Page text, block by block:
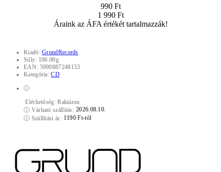
990 Ft
1 990 Ft
Áraink az ÁFA értékét tartalmazzák!
Kiadó:GrundRecords
Súly: 106.00g
EAN: 5999887248153
Kategória:CD
ⓘ
Elérhetőség:Raktáron
ⓘ Várható szállítás: 2026.08.10.
ⓘ Szállítási ár: 1190 Ft-tól